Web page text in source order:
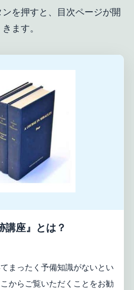
を押すと、目次ページが開
きます。
講座』とは？
まったく予備知識がないとい
からご覧いただくことをお勧